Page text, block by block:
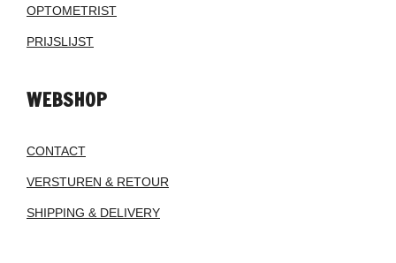
OPTOMETRIST
PRIJSLIJST
WEBSHOP
CONTACT
VERSTUREN & RETOUR
SHIPPING & DELIVERY